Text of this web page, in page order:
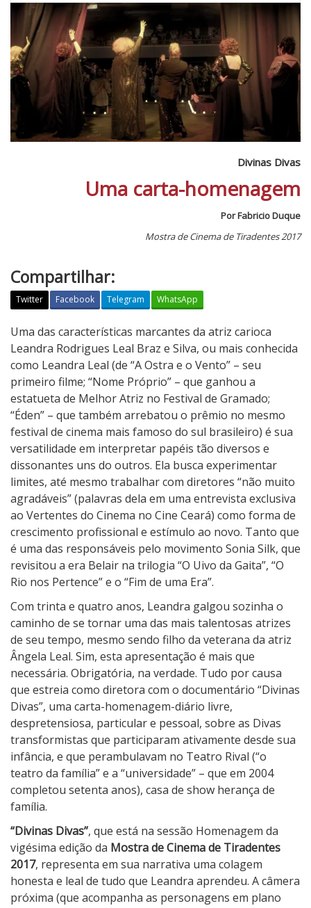
Divinas Divas
Uma carta-homenagem
Por Fabricio Duque
Mostra de Cinema de Tiradentes 2017
Compartilhar:
Twitter Facebook Telegram WhatsApp
D
i
v
i
n
a
s
D
i
v
a
s
Uma das características marcantes da atriz carioca
Leandra Rodrigues Leal Braz e Silva, ou mais conhecida
como Leandra Leal (de “A Ostra e o Vento” – seu
primeiro filme; “Nome Próprio” – que ganhou a
estatueta de Melhor Atriz no Festival de Gramado;
“Éden” – que também arrebatou o prêmio no mesmo
festival de cinema mais famoso do sul brasileiro) é sua
versatilidade em interpretar papéis tão diversos e
dissonantes uns do outros. Ela busca experimentar
limites, até mesmo trabalhar com diretores “não muito
agradáveis” (palavras dela em uma entrevista exclusiva
ao Vertentes do Cinema no Cine Ceará) como forma de
crescimento profissional e estímulo ao novo. Tanto que
é uma das responsáveis pelo movimento Sonia Silk, que
revisitou a era Belair na trilogia “O Uivo da Gaita”, “O
Rio nos Pertence” e o “Fim de uma Era”.
Com trinta e quatro anos, Leandra galgou sozinha o
caminho de se tornar uma das mais talentosas atrizes
de seu tempo, mesmo sendo filho da veterana da atriz
Ângela Leal. Sim, esta apresentação é mais que
necessária. Obrigatória, na verdade. Tudo por causa
que estreia como diretora com o documentário “Divinas
Divas”, uma carta-homenagem-diário livre,
despretensiosa, particular e pessoal, sobre as Divas
transformistas que participaram ativamente desde sua
infância, e que perambulavam no Teatro Rival (“o
teatro da família” e a “universidade” – que em 2004
completou setenta anos), casa de show herança de
família.
“Divinas Divas”, que está na sessão Homenagem da
vigésima edição da Mostra de Cinema de Tiradentes
2017, representa em sua narrativa uma colagem
honesta e leal de tudo que Leandra aprendeu. A câmera
próxima (que acompanha as personagens em plano